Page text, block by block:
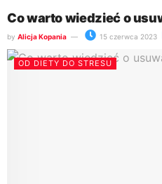
Co warto wiedzieć o
by Alicja Kopania 15 czerwca 2023
OD DIETY DO STRESU